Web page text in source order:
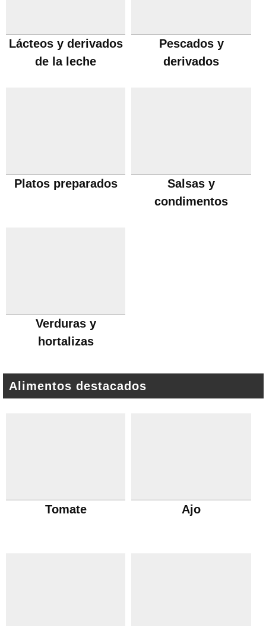
Lácteos y derivados
de la leche
Pescados y
derivados
Platos preparados
Salsas y
condimentos
Verduras y
hortalizas
Alimentos destacados
Tomate Ajo